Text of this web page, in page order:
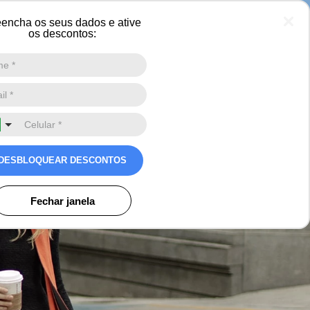
os seus dados e ative
os descontos:
DESBLOQUEAR DESCONTOS
Fechar janela